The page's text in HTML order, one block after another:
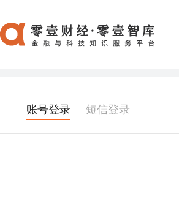
账号登录 短信登录